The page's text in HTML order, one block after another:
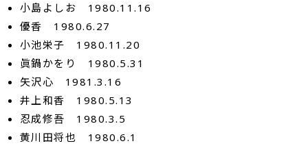
小島よしお 1980.11.16
優香 1980.6.27
小池栄子 1980.11.20
眞鍋かをり 1980.5.31
矢沢心 1981.3.16
井上和香 1980.5.13
忍成修吾 1980.3.5
黄川田将也 1980.6.1